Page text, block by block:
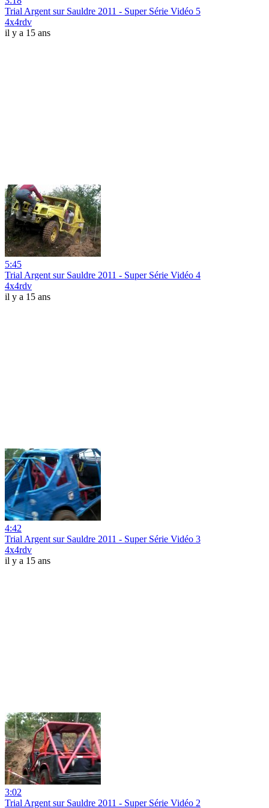
Trial Argent sur Sauldre 2011 - Super Série Vidéo 5
4x4rdv
il y a 15 ans
5:45
Trial Argent sur Sauldre 2011 - Super Série Vidéo 4
4x4rdv
il y a 15 ans
4:42
Trial Argent sur Sauldre 2011 - Super Série Vidéo 3
4x4rdv
il y a 15 ans
3:02
Trial Argent sur Sauldre 2011 - Super Série Vidéo 2